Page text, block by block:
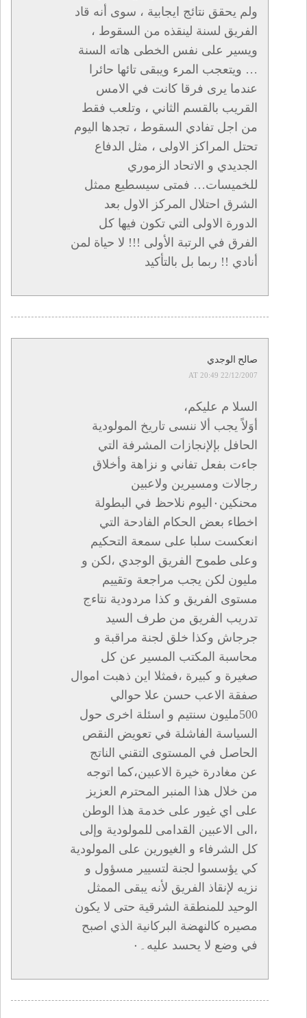
ولم يحقق نتائج ايجابية ، سوى أنه قاد
الفريق لسنة لينقذه من السقوط ،
ويسير على نفس الخطى هاته السنة
… ويتعجب المرء ويبقى تائها حائرا
عندما يرى فرقا كانت في الامس
القريب بالقسم الثاني ، وتلعب فقط
من اجل تفادي السقوط ، تجدها اليوم
تحتل المراكز الاولى ، مثل الدفاع
الجديدي و الاتحاد الزموري
للخميسات… فمتى سيسطيع ممثل
الشرق احتلال المركز الاول بعد
الدورة الاولى التي تكون فيها كل
الفرق في الرتبة الأولى !!! لا حياة لمن
أنادي !! ربما بل بالتأكيد
صالح الوجدي
22/12/2007 AT 20:49
السلا م عليكم،
أوَلاً يجب ألا ننسى تاريخ المولودية
الحافل بإلإنجازات المشرفة التي
جاءت بفعل تفاني و نزاهة وأخلاق
رجالات ومسيرين ولاعبين
محنكين٠اليوم نلاحظ في البطولة
اخطاء بعض الحكام الفادحة التي
انعكست سلبا على سمعة التحكيم
وعلى طموح الفريق الوجدي ،لكن و
مليون لكن يجب مراجعة وتقييم
مستوى الفريق و كذا مردودية نتاءج
تدريب الفريق من طرف السيد
جرجاش وكذا خلق لجنة مراقبة و
محاسبة المكتب المسير عن كل
صغيرة و كبيرة ،فمثلا اين ذهبت اموال
صفقة الاعب حسن علا حوالي
500مليون سنتيم و اسئلة اخرى حول
السياسة الفاشلة في تعويض النقص
الحاصل في المستوى التقني الناتج
عن مغادرة خيرة الاعبين،كما اتوجه
من خلال هذا المنبر المحترم العزيز
على اي غيور على خدمة هذا الوطن
،الى الاعبين القدامى للمولودية وإلى
كل الشرفاء و الغيورين على المولودية
كي يؤسسوا لجنة لتسيير مسؤول و
نزيه لإنقاذ الفريق لأنه يبقى الممثل
الوحيد للمنطقة الشرقية حتى لا يكون
مصيره كالنهضة البركانية الذي اصبح
في وضع لا يحسد عليه۔٠